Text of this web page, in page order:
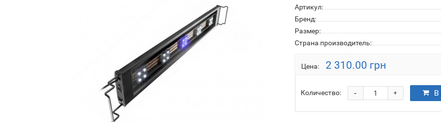
Артикул:
Бренд:
Размер:
Страна производитель:
Цена: 2 310.00 грн
Количество: +
- В